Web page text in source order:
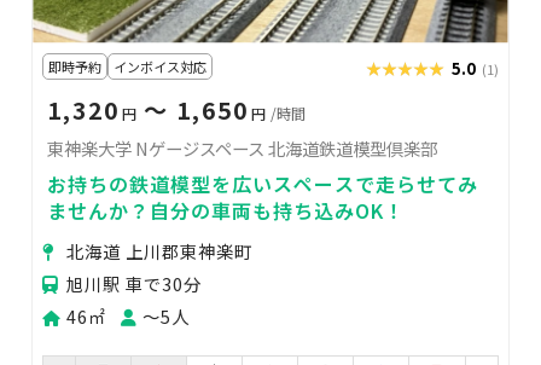
即時予約 インボイス対応 ★★★★★
★★★★★ 5.0 (1)
1,320 円 〜 1,650 円 /時間
東神楽大学 Nゲージスペース 北海道鉄道模型倶楽部
お持ちの鉄道模型を広いスペースで走らせてみ
ませんか？自分の車両も持ち込みOK！
北海道 上川郡東神楽町
旭川駅 車で30分
46㎡
〜5人